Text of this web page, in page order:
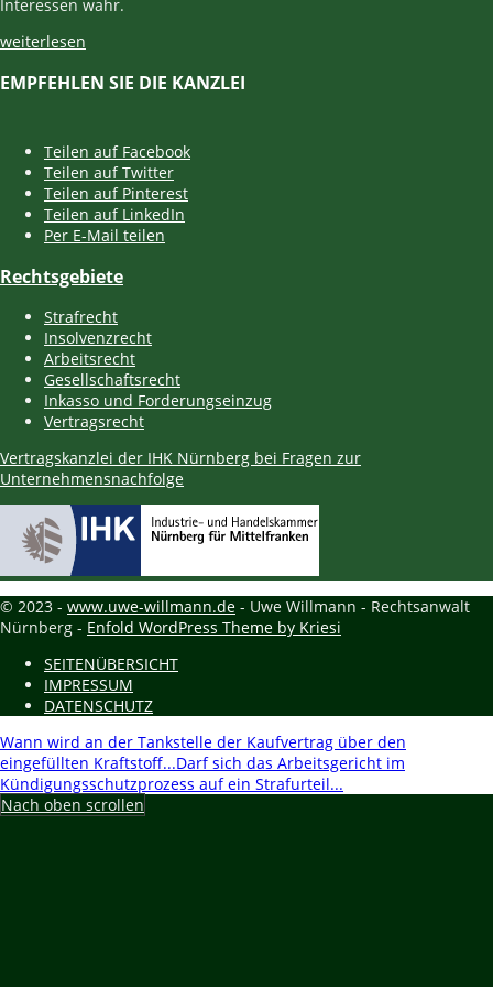
Interessen wahr.
weiterlesen
EMPFEHLEN SIE DIE KANZLEI
Teilen auf Facebook
Teilen auf Twitter
Teilen auf Pinterest
Teilen auf LinkedIn
Per E-Mail teilen
Rechtsgebiete
Strafrecht
Insolvenzrecht
Arbeitsrecht
Gesellschaftsrecht
Inkasso und Forderungseinzug
Vertragsrecht
Vertragskanzlei der IHK Nürnberg bei Fragen zur
Unternehmensnachfolge
© 2023 - www.uwe-willmann.de - Uwe Willmann - Rechtsanwalt
Nürnberg - Enfold WordPress Theme by Kriesi
SEITENÜBERSICHT
IMPRESSUM
DATENSCHUTZ
Wann wird an der Tankstelle der Kaufvertrag über den
eingefüllten Kraftstoff...Darf sich das Arbeitsgericht im
Kündigungsschutzprozess auf ein Strafurteil...
Nach oben scrollen